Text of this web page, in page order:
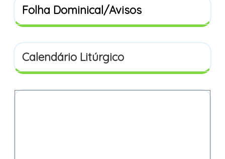
Folha Dominical/Avisos
Calendário Litúrgico